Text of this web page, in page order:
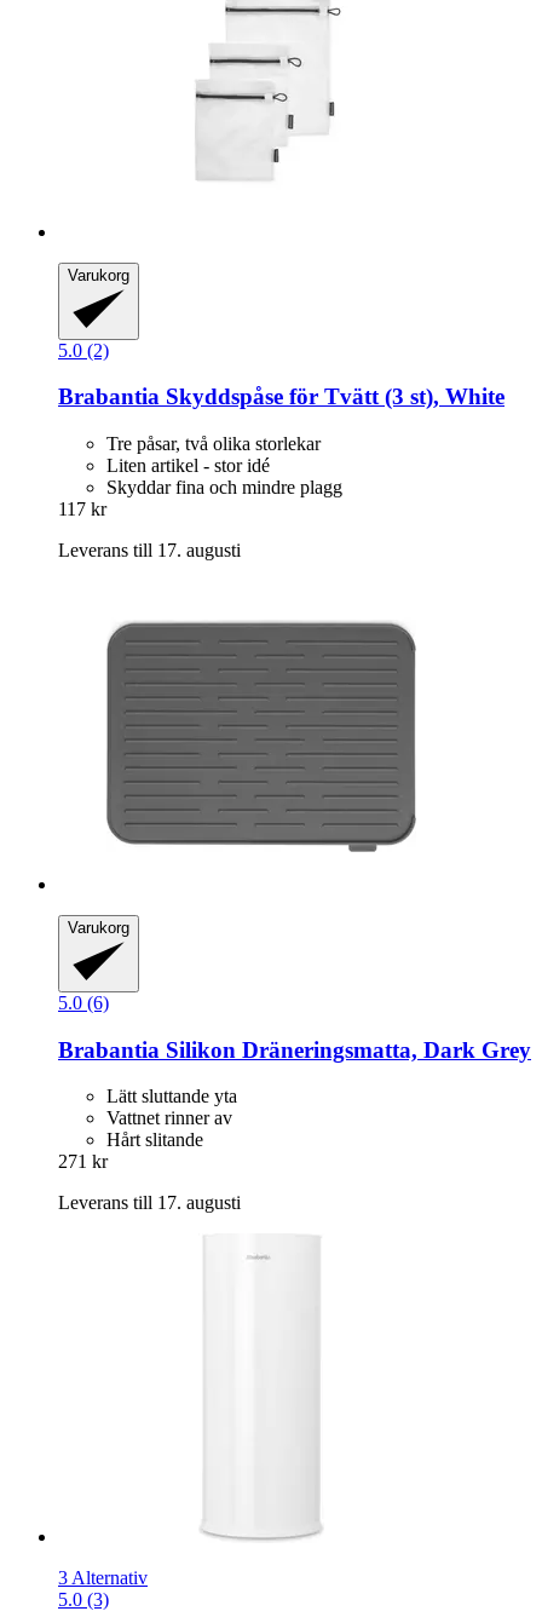
Varukorg
5.0 (2)
Brabantia Skyddspåse för Tvätt (3 st), White
Tre påsar, två olika storlekar
Liten artikel - stor idé
Skyddar fina och mindre plagg
117 kr
Leverans till 17. augusti
Varukorg
5.0 (6)
Brabantia Silikon Dräneringsmatta, Dark Grey
Lätt sluttande yta
Vattnet rinner av
Hårt slitande
271 kr
Leverans till 17. augusti
3 Alternativ
5.0 (3)